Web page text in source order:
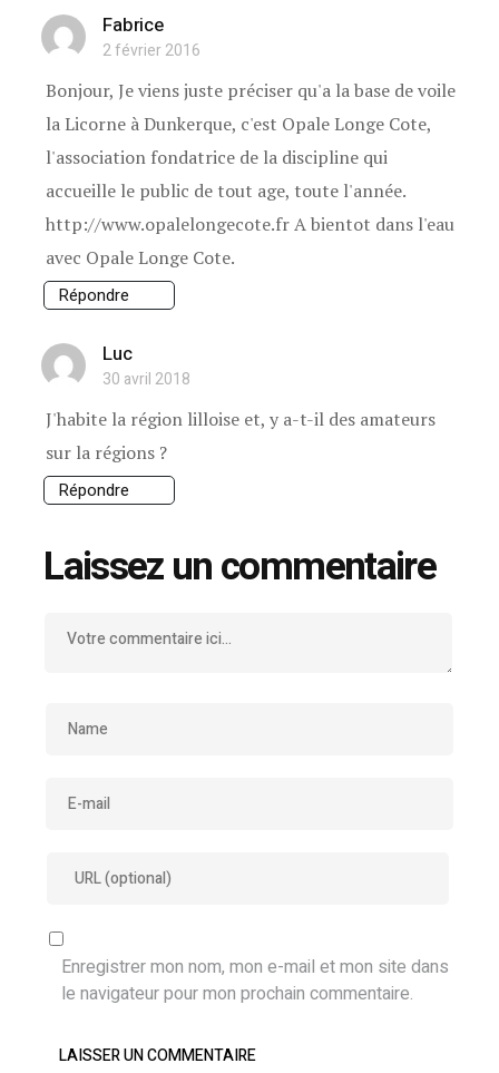
Fabrice
2 février 2016
Bonjour, Je viens juste préciser qu'a la base de voile
la Licorne à Dunkerque, c'est Opale Longe Cote,
l'association fondatrice de la discipline qui
accueille le public de tout age, toute l'année.
http://www.opalelongecote.fr A bientot dans l'eau
avec Opale Longe Cote.
Répondre
Luc
30 avril 2018
J'habite la région lilloise et, y a-t-il des amateurs
sur la régions ?
Répondre
Laissez un commentaire
Enregistrer mon nom, mon e-mail et mon site dans
le navigateur pour mon prochain commentaire.